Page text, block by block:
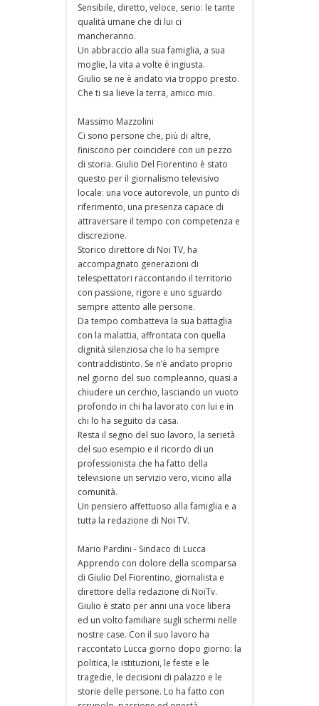
Sensibile, diretto, veloce, serio: le tante
qualità umane che di lui ci
mancheranno.
Un abbraccio alla sua famiglia, a sua
moglie, la vita a volte è ingiusta.
Giulio se ne è andato via troppo presto.
Che ti sia lieve la terra, amico mio.
Massimo Mazzolini
Ci sono persone che, più di altre,
finiscono per coincidere con un pezzo
di storia. Giulio Del Fiorentino è stato
questo per il giornalismo televisivo
locale: una voce autorevole, un punto di
riferimento, una presenza capace di
attraversare il tempo con competenza e
discrezione.
Storico direttore di Noi TV, ha
accompagnato generazioni di
telespettatori raccontando il territorio
con passione, rigore e uno sguardo
sempre attento alle persone.
Da tempo combatteva la sua battaglia
con la malattia, affrontata con quella
dignità silenziosa che lo ha sempre
contraddistinto. Se n’è andato proprio
nel giorno del suo compleanno, quasi a
chiudere un cerchio, lasciando un vuoto
profondo in chi ha lavorato con lui e in
chi lo ha seguito da casa.
Resta il segno del suo lavoro, la serietà
del suo esempio e il ricordo di un
professionista che ha fatto della
televisione un servizio vero, vicino alla
comunità.
Un pensiero affettuoso alla famiglia e a
tutta la redazione di Noi TV.
Mario Pardini - Sindaco di Lucca
Apprendo con dolore della scomparsa
di Giulio Del Fiorentino, giornalista e
direttore della redazione di NoiTv.
Giulio è stato per anni una voce libera
ed un volto familiare sugli schermi nelle
nostre case. Con il suo lavoro ha
raccontato Lucca giorno dopo giorno: la
politica, le istituzioni, le feste e le
tragedie, le decisioni di palazzo e le
storie delle persone. Lo ha fatto con